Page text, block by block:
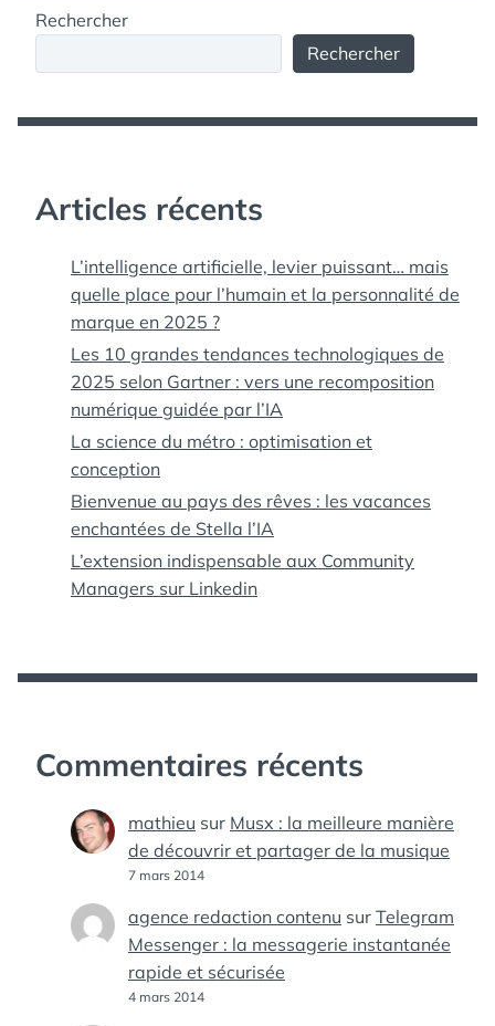
Rechercher
Rechercher
Articles récents
L’intelligence artificielle, levier puissant… mais
quelle place pour l’humain et la personnalité de
marque en 2025 ?
Les 10 grandes tendances technologiques de
2025 selon Gartner : vers une recomposition
numérique guidée par l’IA
La science du métro : optimisation et
conception
Bienvenue au pays des rêves : les vacances
enchantées de Stella l’IA
L’extension indispensable aux Community
Managers sur Linkedin
Commentaires récents
mathieu sur Musx : la meilleure manière
de découvrir et partager de la musique
7 mars 2014
agence redaction contenu sur Telegram
Messenger : la messagerie instantanée
rapide et sécurisée
4 mars 2014